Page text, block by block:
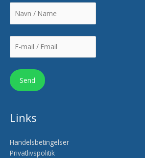
Links
Handelsbetingelser
Privatlivspolitik